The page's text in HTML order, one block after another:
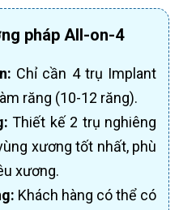
pháp All-on-4
Chỉ cần 4 trụ Implant
răng (10-12 răng).
Thiết kế 2 trụ nghiêng
xương tốt nhất, phù
xương.
Khách hàng có thể có